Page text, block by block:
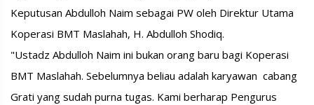
Keputusan Abdulloh Naim sebagai PW oleh Direktur Utama
Koperasi BMT Maslahah, H. Abdulloh Shodiq.
"Ustadz Abdulloh Naim ini bukan orang baru bagi Koperasi
BMT Maslahah. Sebelumnya beliau adalah karyawan cabang
Grati yang sudah purna tugas. Kami berharap Pengurus